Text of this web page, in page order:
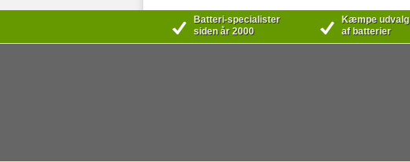
Batteri-specialister
siden år 2000
Kæmpe udvalg
af batterier